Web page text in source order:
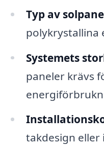
Typ av
polykrystallina
Systemets
paneler krävs
takdesign eller